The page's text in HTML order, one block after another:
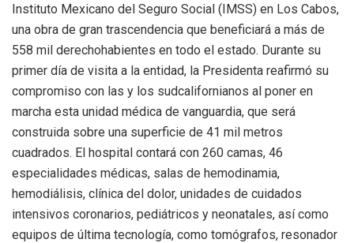
Instituto Mexicano del Seguro Social (IMSS) en Los Cabos,
una obra de gran trascendencia que beneficiará a más de
558 mil derechohabientes en todo el estado. Durante su
primer día de visita a la entidad, la Presidenta reafirmó su
compromiso con las y los sudcalifornianos al poner en
marcha esta unidad médica de vanguardia, que será
construida sobre una superficie de 41 mil metros
cuadrados. El hospital contará con 260 camas, 46
especialidades médicas, salas de hemodinamia,
hemodiálisis, clínica del dolor, unidades de cuidados
intensivos coronarios, pediátricos y neonatales, así como
equipos de última tecnología, como tomógrafos, resonador